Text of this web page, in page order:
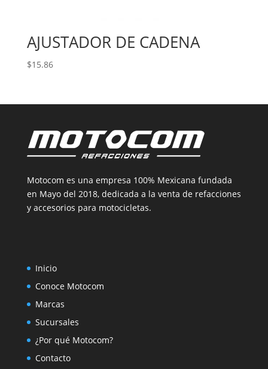
AJUSTADOR DE CADENA
$15.86
Motocom es una empresa 100% Mexicana fundada
en Mayo del 2018, dedicada a la venta de refacciones
y accesorios para motocicletas.
Inicio
Conoce Motocom
Marcas
Sucursales
¿Por qué Motocom?
Contacto